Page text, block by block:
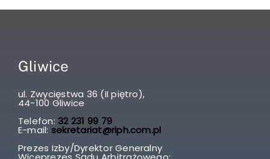
Gliwice
ul. Zwycięstwa 36 (II piętro),
44-100 Gliwice
Telefon: 32 231 99 79
E-mail: sekretariat@riph.com.pl
Prezes Izby/Dyrektor Generalny